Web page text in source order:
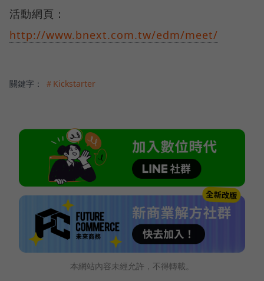
活動網頁：
http://www.bnext.com.tw/edm/meet/
關鍵字： ＃Kickstarter
本網站內容未經允許，不得轉載。